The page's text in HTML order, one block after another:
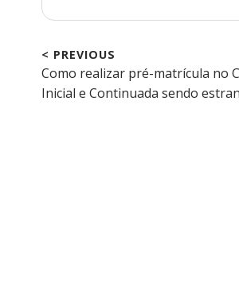
Navegação
< PREVIOUS
Previous
post:
Como realizar pré-matrícula no
Inicial e Continuada sendo